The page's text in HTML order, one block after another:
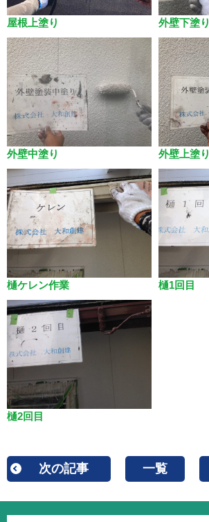
屋根上塗り 外壁下塗り
外壁中塗り 外壁上塗り
樋ケレン作業 樋1回目
樋2回目
次の記事 一覧